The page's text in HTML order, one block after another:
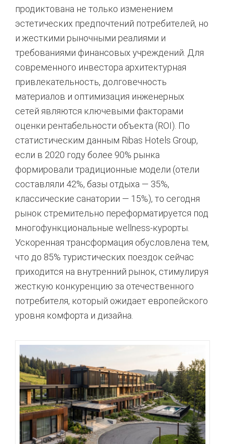
продиктована не только изменением
эстетических предпочтений потребителей, но
и жесткими рыночными реалиями и
требованиями финансовых учреждений. Для
современного инвестора архитектурная
привлекательность, долговечность
материалов и оптимизация инженерных
сетей являются ключевыми факторами
оценки рентабельности объекта (ROI). По
статистическим данным Ribas Hotels Group,
если в 2020 году более 90% рынка
формировали традиционные модели (отели
составляли 42%, базы отдыха — 35%,
классические санатории — 15%), то сегодня
рынок стремительно переформатируется под
многофункциональные wellness-курорты
Ускоренная трансформация обусловлена тем,
что до 85% туристических поездок сейчас
приходится на внутренний рынок, стимулируя
жесткую конкуренцию за отечественного
потребителя, который ожидает европейского
уровня комфорта и дизайна.